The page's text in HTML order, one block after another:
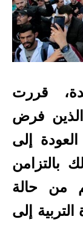
قررت
الذين فرض
إلى
بالتزامن
من حالة
إلى